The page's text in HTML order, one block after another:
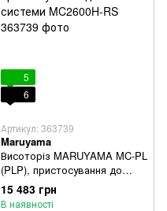
5
6
Артикул: 363739
Maruyama
Висоторіз MARUYAMA MC-PL
(PLP), пристосування до
комбі-системи MC2600H-RS
15 483 грн
В наявності